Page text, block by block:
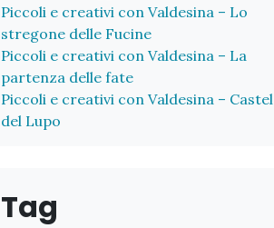
Piccoli e creativi con Valdesina – Lo
stregone delle Fucine
Piccoli e creativi con Valdesina – La
partenza delle fate
Piccoli e creativi con Valdesina – Castel
del Lupo
Tag